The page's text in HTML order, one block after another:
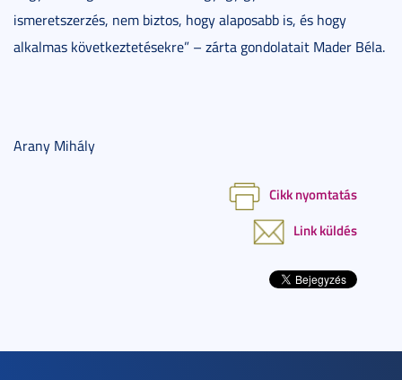
ismeretszerzés, nem biztos, hogy alaposabb is, és hogy
alkalmas következtetésekre” – zárta gondolatait Mader Béla.
Arany Mihály
Cikk nyomtatás
Link küldés